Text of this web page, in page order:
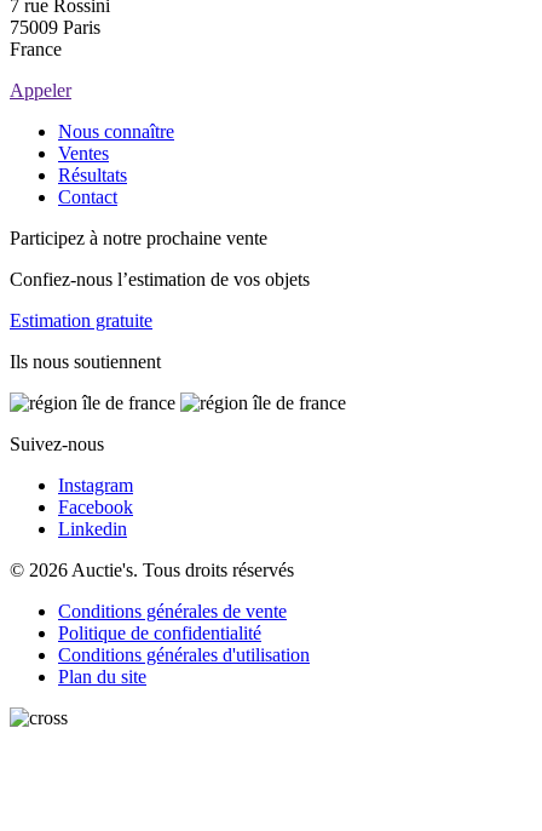
7 rue Rossini
75009 Paris
France
Appeler
Nous connaître
Ventes
Résultats
Contact
Participez à notre prochaine vente
Confiez-nous l’estimation de vos objets
Estimation gratuite
Ils nous soutiennent
Suivez-nous
Instagram
Facebook
Linkedin
© 2026 Auctie's. Tous droits réservés
Conditions générales de vente
Politique de confidentialité
Conditions générales d'utilisation
Plan du site